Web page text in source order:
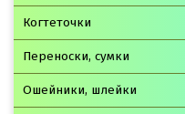
Когтеточки
Переноски, сумки
Ошейники, шлейки